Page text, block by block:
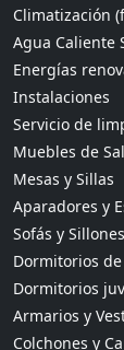
Climatización
Agua Caliente
Energías
Instalaciones
Servicio de
Muebles de
Mesas y Sillas
Aparadores y
Sofás y Sillones
Dormitorios
Dormitorios
Armarios y
Colchones y